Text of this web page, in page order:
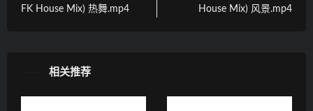
FK House Mix) 热舞.mp4
House Mix) 风景.mp4
相关推荐